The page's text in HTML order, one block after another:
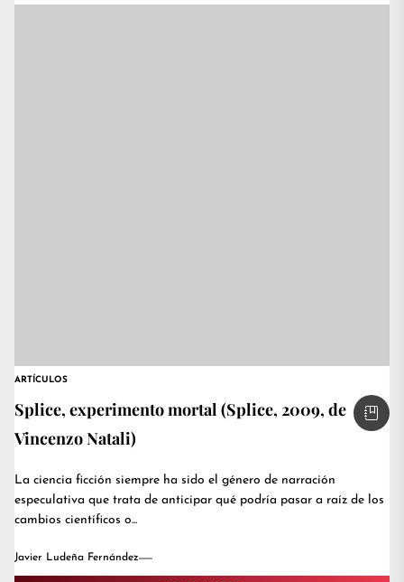
ARTÍCULOS
Splice, experimento mortal (Splice, 2009, de
Vincenzo Natali)
La ciencia ficción siempre ha sido el género de narración
especulativa que trata de anticipar qué podría pasar a raíz de los
cambios científicos o...
Javier Ludeña Fernández